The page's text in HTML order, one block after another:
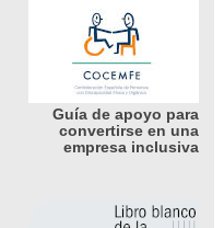
Guía de apoyo para
convertirse en una
empresa inclusiva